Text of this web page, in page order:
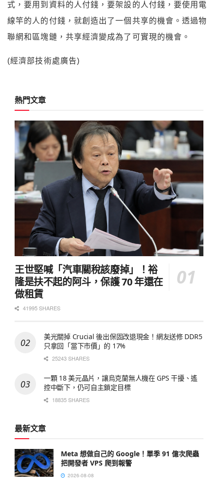
式，要用到資料的人付錢，要架設的人付錢，要使用電
線竿的人的付錢，就創造出了一個共享的機會。透過物
聯網和區塊鏈，共享經濟變成為了可實現的機會。
(經濟部技術處廣告)
熱門文章
王世堅喊「汽車關稅該廢掉」！裕
隆是扶不起的阿斗，保護 70 年還在
做租賃
41995 SHARES
美光關掉 Crucial 後出保固改退現金！網友送修 DDR5
只拿回「當下市價」的 17%
25243 SHARES
一顆 18 美元晶片，讓烏克蘭無人機在 GPS 干擾、遙
控中斷下，仍可自主鎖定目標
18835 SHARES
最新文章
Meta 想做自己的 Google！單季 91 億次爬蟲
把開發者 VPS 爬到報警
2026-08-08